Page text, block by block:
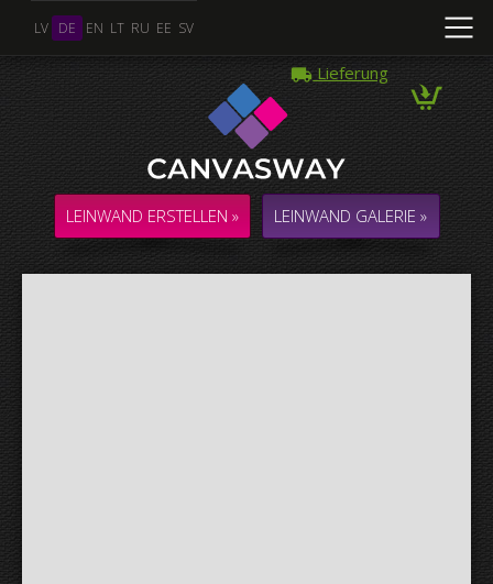
LV DE EN LT RU EE SV
Lieferung
LEINWAND ERSTELLEN » LEINWAND GALERIE »
Mehrere Fotos
COLLAGE / KOMPOSITION aus mehreren Fotos